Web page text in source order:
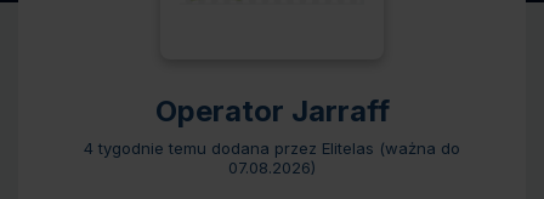
Operator Jarraff
4 tygodnie temu dodana przez Elitelas (ważna do
07.08.2026)